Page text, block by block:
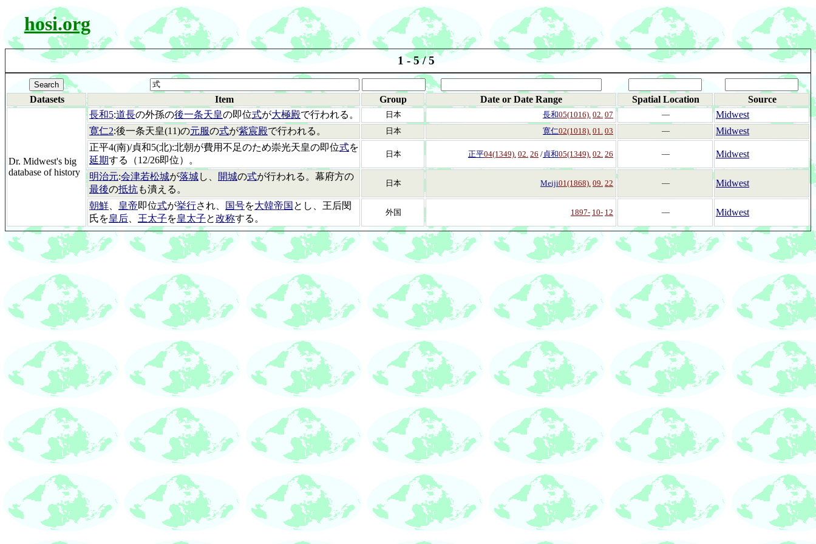
hosi.org
1 - 5 / 5
Datasets Item Group Date or Date Range Spatial Location Source
Dr. Midwest's big
database of history
長和5:道長の外孫の後一条天皇の即位式が大極殿で行われる。 日本 長和05(1016). 02. 07 ―
Midwest
寛仁2:後一条天皇(11)の元服の式が紫宸殿で行われる。 日本 寛仁02(1018). 01. 03 ―
Midwest
正平4(南)/貞和5(北):北朝が費用不足のため崇光天皇の即位式を
延期する（12/26即位）。
日本 正平04(1349). 02. 26 /貞和05(1349). 02. 26 ― Midwest
明治元:会津若松城が落城し、 開城の式が行われる。幕府方の
最後の抵抗も潰える。
日本 Meiji01(1868). 09. 22 ― Midwest
朝鮮 皇帝即位式が挙行され、 国号を大韓帝国 とし、王后閔
氏を皇后 王太子を皇太子と改称する。
外国 1897- 10- 12 ― Midwest